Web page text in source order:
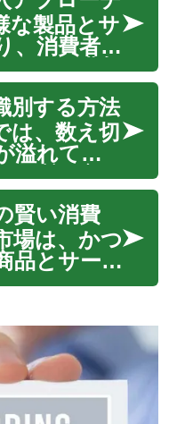
なる価値を
ます。テク
イフスタ
...
な製品とサ
、消費者は
多くの購入
す。これ
物の取得を
や生活の質
。賢明な
な側面だけ
別する方法
は、数え切
溢れてお
品質の良い
は、消費者
となって
ショッピ
物理的に商
する機会が
賢い消費
場は、かつ
品とサー
らしてい
トの普及
らゆる場所
し、購入す
ました。
選択肢は、
...